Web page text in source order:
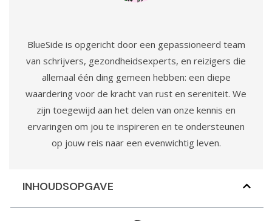
BlueSide is opgericht door een gepassioneerd team
van schrijvers, gezondheidsexperts, en reizigers die
allemaal één ding gemeen hebben: een diepe
waardering voor de kracht van rust en sereniteit. We
zijn toegewijd aan het delen van onze kennis en
ervaringen om jou te inspireren en te ondersteunen
op jouw reis naar een evenwichtig leven.
INHOUDSOPGAVE